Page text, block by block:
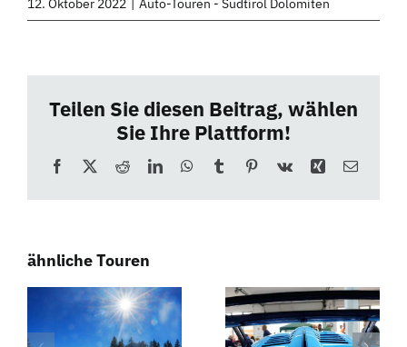
12. Oktober 2022 | Auto-Touren - Südtirol Dolomiten
Teilen Sie diesen Beitrag, wählen
Sie Ihre Plattform!
Facebook
X RedditLinkedInWhatsApp
TumblrPinterest
Vk Xing E-
ähnliche Touren
Weißwurstfrühstück
Das
Ruhrgebiet